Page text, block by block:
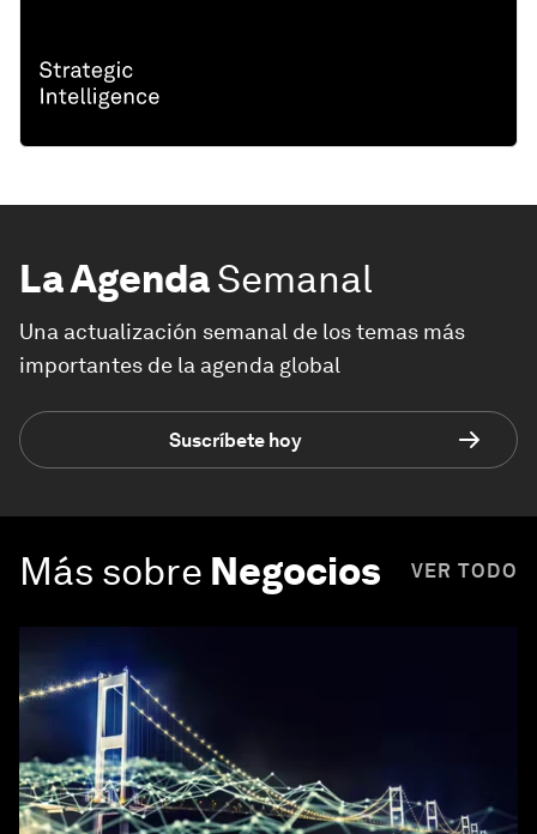
La AgendaSemanal
Una actualización semanal de los temas más
importantes de la agenda global
Suscríbete hoy
Más sobre Negocios VER TODO